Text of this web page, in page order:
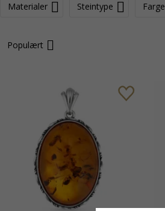
Materialer Steintype Farge
Populært